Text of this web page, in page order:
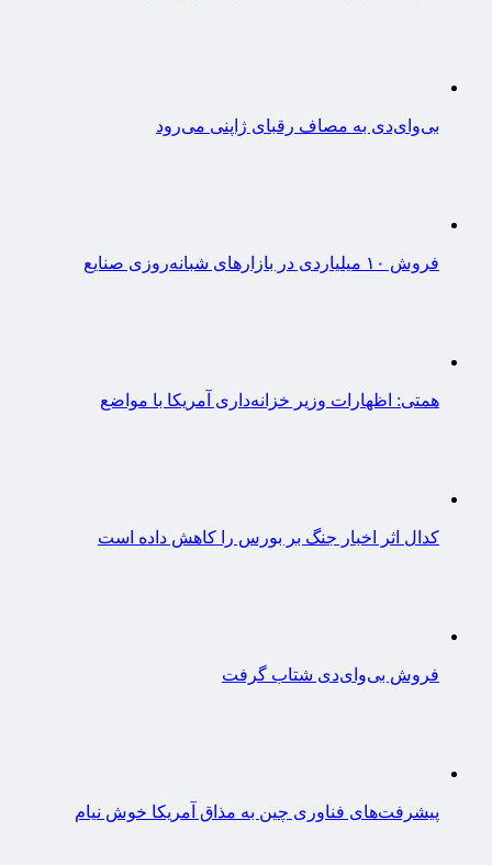
بی‌وای‌دی به مصاف رقبای ژاپنی می‌رود
فروش ۱۰ میلیاردی در بازارهای شبانه‌روزی صنایع
همتی: اظهارات وزیر خزانه‌داری آمریکا با مواضع
کدال اثر اخبار جنگ بر بورس را کاهش داده است
فروش بی‌وای‌دی شتاب گرفت
پیشرفت‌های فناوری چین به مذاق آمریکا خوش نیام